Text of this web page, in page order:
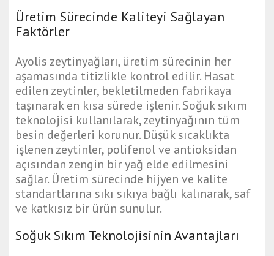
Üretim Sürecinde Kaliteyi Sağlayan
Faktörler
Ayolis zeytinyağları, üretim sürecinin her
aşamasında titizlikle kontrol edilir. Hasat
edilen zeytinler, bekletilmeden fabrikaya
taşınarak en kısa sürede işlenir. Soğuk sıkım
teknolojisi kullanılarak, zeytinyağının tüm
besin değerleri korunur. Düşük sıcaklıkta
işlenen zeytinler, polifenol ve antioksidan
açısından zengin bir yağ elde edilmesini
sağlar. Üretim sürecinde hijyen ve kalite
standartlarına sıkı sıkıya bağlı kalınarak, saf
ve katkısız bir ürün sunulur.
Soğuk Sıkım Teknolojisinin Avantajları